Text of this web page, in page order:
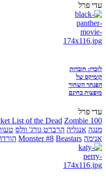
עדי פרל
לזכרו: חוברות
קומיקס של
הפנתר השחור
מופצות בחינם
עדי פרל
List of the Dead Zombie 100
מנגה אנגליה הרברט גורג' וולס
אנימה
Monster #8 Beastars